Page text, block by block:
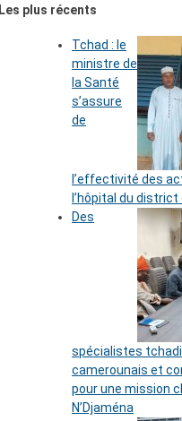
Les plus récents
Tchad : le
ministre de
la Santé
s’assure
de
l’effectivité des
l’hôpital du district
Des
spécialistes
camerounais et
pour une mission
N’Djaména